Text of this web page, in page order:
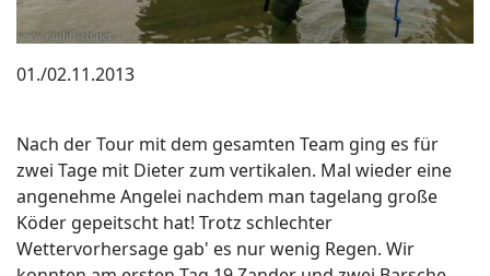
01./02.11.2013
Nach der Tour mit dem gesamten Team ging es für
zwei Tage mit Dieter zum vertikalen. Mal wieder eine
angenehme Angelei nachdem man tagelang große
Köder gepeitscht hat! Trotz schlechter
Wettervorhersage gab' es nur wenig Regen. Wir